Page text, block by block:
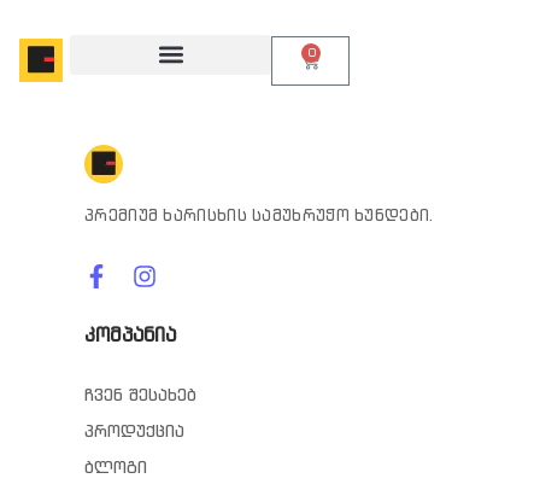
0
პრემიუმ ხარისხის სამუხრუჭო ხუნდები.
კომპანია
ჩვენ შესახებ
პროდუქცია
ბლოგი